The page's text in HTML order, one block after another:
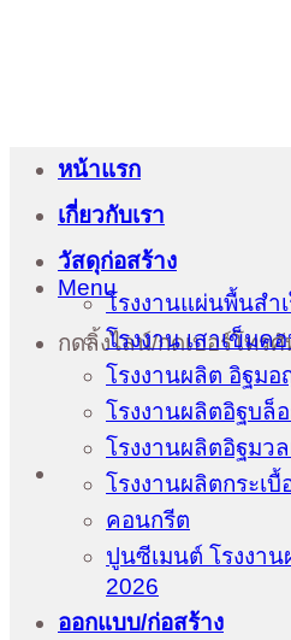
Menu
กดลิ้งไลน์/กดเบอร์โทร
หน้าแรก
เกี่ยวกับเรา
วัสดุก่อสร้าง
โรงงานแผ่นพื้นสำ
โรงงาน เสาเข็มค
โรงงานผลิต อิฐมอ
โรงงานผลิตอิฐบล็
โรงงานผลิตอิฐมวล
โรงงานผลิตกระเบื้
คอนกรีต
ปูนซีเมนต์ โรงงา
2026
ออกแบบ/ก่อสร้าง